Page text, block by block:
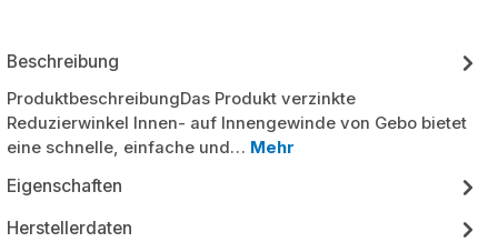
Beschreibung
ProduktbeschreibungDas Produkt verzinkte
Reduzierwinkel Innen- auf Innengewinde von Gebo bietet
eine schnelle, einfache und… Mehr
Eigenschaften
Herstellerdaten